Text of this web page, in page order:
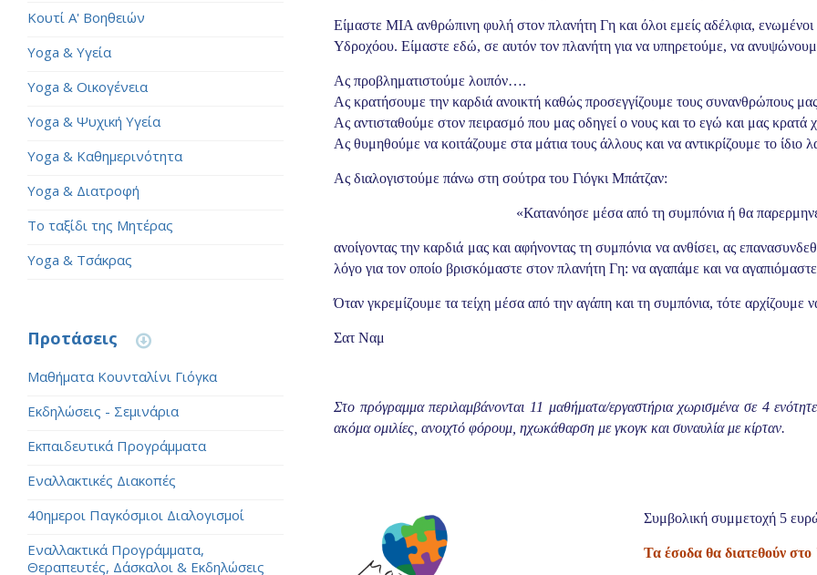
Κουτί Α' Βοηθειών
Yoga & Υγεία
Yoga & Οικογένεια
Yoga & Ψυχική Υγεία
Yoga & Καθημερινότητα
Yoga & Διατροφή
Το ταξίδι της Μητέρας
Yoga & Τσάκρας
Προτάσεις
Μαθήματα Κουνταλίνι Γιόγκα
Εκδηλώσεις - Σεμινάρια
Εκπαιδευτικά Προγράμματα
Εναλλακτικές Διακοπές
40ημεροι Παγκόσμιοι Διαλογισμοί
Εναλλακτικά Προγράμματα,
Θεραπευτές, Δάσκαλοι & Εκδηλώσεις
Είμαστε ΜΙΑ ανθρώπινη φυλή στον πλανήτη Γη και όλοι εμείς αδέλφια,
Υδροχόου. Είμαστε εδώ, σε αυτόν τον πλανήτη για να υπηρετούμε, να
Ας προβληματιστούμε λοιπόν….
Ας κρατήσουμε την καρδιά ανοικτή καθώς προσεγγίζουμε τους συνανθρώπους
Ας αντισταθούμε στον πειρασμό που μας οδηγεί ο νους και το εγώ και μας κρατά
Ας θυμηθούμε να κοιτάζουμε στα μάτια τους άλλους και να αντικρίζουμε το
Ας διαλογιστούμε πάνω στη σούτρα του Γιόγκι Μπάτζαν:
«Κατανόησε μέσα από τη συμπόνια ή θα
ανοίγοντας την καρδιά μας και αφήνοντας τη συμπόνια να ανθίσει, ας
λόγο για τον οποίο βρισκόμαστε στον πλανήτη Γη: να αγαπάμε και να
Όταν γκρεμίζουμε τα τείχη μέσα από την αγάπη και τη συμπόνια, τότε αρχίζουμε
Σατ Ναμ
Στο πρόγραμμα περιλαμβάνονται 11 μαθήματα/εργαστήρια χωρισμένα σε 4
ακόμα ομιλίες, ανοιχτό φόρουμ, ηχωκάθαρση με γκογκ και συναυλία με κίρταν.
Συμβολική συμμετοχή 5
Τα έσοδα θα διατεθούν